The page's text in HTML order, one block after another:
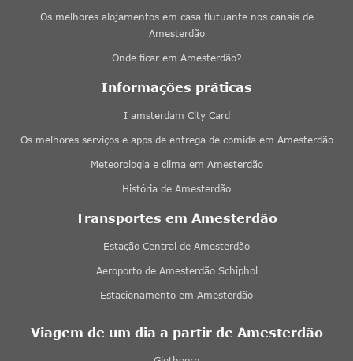
Os melhores alojamentos em casa flutuante nos canais de
Amesterdão
Onde ficar em Amesterdão?
Informações práticas
I amsterdam City Card
Os melhores serviços e apps de entrega de comida em Amesterdão
Meteorologia e clima em Amesterdão
História de Amesterdão
Transportes em Amesterdão
Estação Central de Amesterdão
Aeroporto de Amesterdão Schiphol
Estacionamento em Amesterdão
Viagem de um dia a partir de Amesterdão